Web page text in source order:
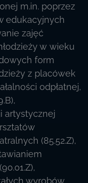
m.in. poprzez
edukacyjnych
zajęć
w wieku
form
z placówek
odpłatnej,
artystycznej
(85.52.Z),
wyrobów